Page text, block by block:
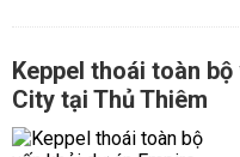
Keppel thoái toàn
City tại Thủ Thiêm